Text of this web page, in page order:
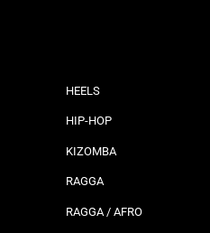
HEELS
HIP-HOP
KIZOMBA
RAGGA
RAGGA / AFRO